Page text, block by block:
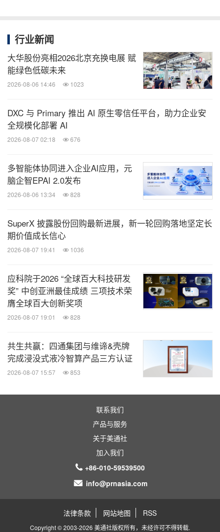
行业新闻
大华股份亮相2026北京充换电展 赋
能绿色低碳未来
2026-08-06 14:46 1023
DXC 与 Primary 推出 AI 原生零信任平台，助力企业安
全规模化部署 AI
2026-08-07 02:18 676
多智能体协同进入企业AI应用，元
脑企智EPAI 2.0发布
2026-08-06 13:34 828
SuperX 披露股份回购最新进展，新一轮回购落地坚定长
期价值成长信心
2026-08-07 19:41 1036
应科院于2026 “全球百大科技研发
奖” 中创亚洲最佳成绩 三项技术荣
膺全球百大创新奖项
2026-08-07 19:01 828
共生共赢：四通集团与维谛&壳牌
完成浸没式液冷智算产品三方认证
2026-08-07 15:57 853
联系我们
产品与服务
关于美通社
加入我们
+86-010-59539500
info@prnasia.com
法律条款 网站地图 RSS
Copyright © 2003-2026 美通社版权所有，未经许可不得转载.